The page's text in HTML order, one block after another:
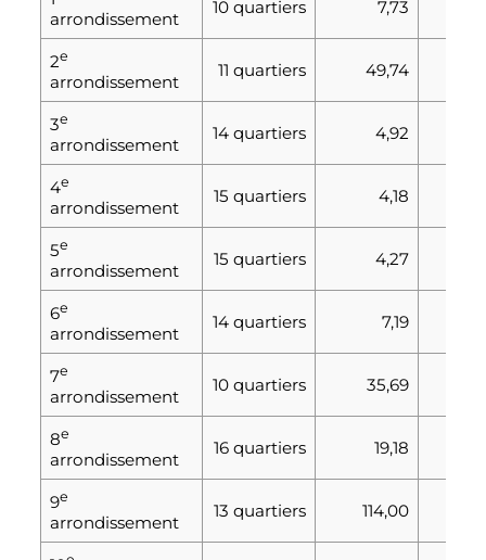
arrondissement
10 quartiers 7,73
2e
arrondissement
11 quartiers 49,74
3e
arrondissement
14 quartiers 4,92
4e
arrondissement
15 quartiers 4,18
5e
arrondissement
15 quartiers 4,27
6e
arrondissement
14 quartiers 7,19
7e
arrondissement
10 quartiers 35,69
8e
arrondissement
16 quartiers 19,18
9e
arrondissement
13 quartiers 114,00